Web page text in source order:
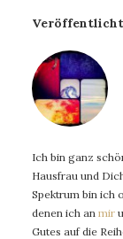
Ich bin ganz
Hausfrau und
Spektrum bin ich
denen ich an mir
Gutes auf die